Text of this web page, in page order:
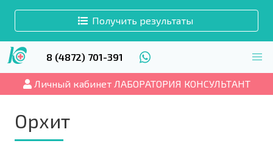
Получить результаты
8 (4872) 701-391
Личный кабинет ЛАБОРАТОРИЯ КОНСУЛЬТАНТ
Орхит